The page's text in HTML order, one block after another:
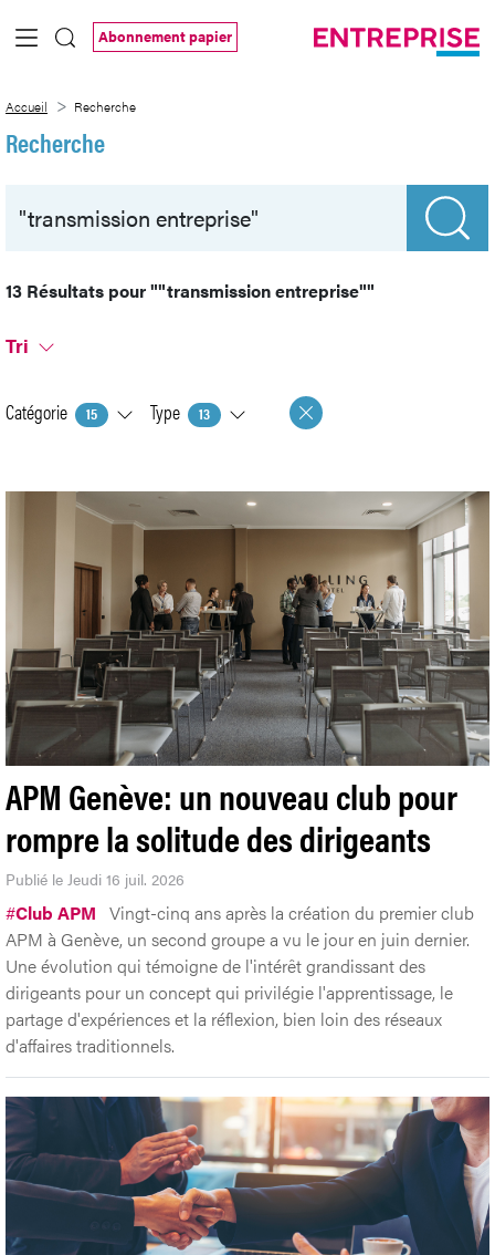
Saut au contenu principal
Abonnement papier
Accueil Recherche
Recherche
13 Résultats pour""transmission entreprise""
Tri
Catégorie 15 Type 13
APM Genève: un nouveau club pour
rompre la solitude des dirigeants
Publié le Jeudi 16 juil. 2026
#Club APM Vingt-cinq ans après la création du premier club
APM à Genève, un second groupe a vu le jour en juin dernier.
Une évolution qui témoigne de l'intérêt grandissant des
dirigeants pour un concept qui privilégie l'apprentissage, le
partage d'expériences et la réflexion, bien loin des réseaux
d'affaires traditionnels.